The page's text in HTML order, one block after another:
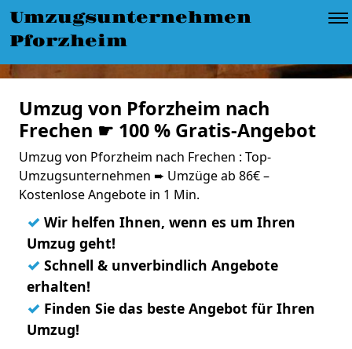
Umzugsunternehmen
Pforzheim
Umzug von Pforzheim nach
Frechen ☛ 100 % Gratis-Angebot
Umzug von Pforzheim nach Frechen : Top-
Umzugsunternehmen ➨ Umzüge ab 86€ –
Kostenlose Angebote in 1 Min.
✓ Wir helfen Ihnen, wenn es um Ihren
Umzug geht!
✓ Schnell & unverbindlich Angebote
erhalten!
✓ Finden Sie das beste Angebot für Ihren
Umzug!